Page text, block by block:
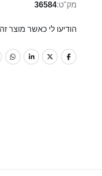
מק"ט 36584
הודיעו לי כאשר מוצר